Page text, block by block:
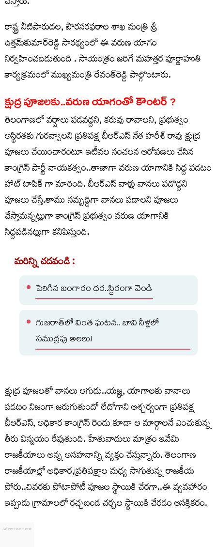
రాష్ట్ర నీటిపారుదల, పౌరసరఫరాల శాఖ మంత్రి శ్రీ
ఉత్తమ్‌కుమార్‌రెడ్డి సారథ్యంలో ఈ వరుణ యాగం
నిర్వహించబడుతుంది . సాయంత్రం జరిగే మహత్తర పూర్ణాహుతి
కార్యక్రమంలో ముఖ్యమంత్రి రేవంత్‌రెడ్డి పాల్గొంటారు.
క్షుద్ర పూజలకు..వరుణ యాగంతో కౌంటర్ ?
తెలంగాణలో వర్షాలు పడవద్దని, కరువు రావాలని, ప్రభుత్వం
అస్థిరతకు గురవ్వాలని ప్రతిపక్ష బీఆర్ఎస్ నేత హరీశ్ రావు క్షుద్ర
పూజలు చేయించారంటూ ఇటీవల సంచలన ఆరోపణలు చేసిన
కాంగ్రెస్ పార్టీ నాయకత్వం..తాజాగా వరుణ యాగానికి సిద్ద పడటం
హాట్ టాపిక్ గా మారింది. బీఆర్ఎస్ వాళ్లు వానలు పడొద్దని
పూజలు చేస్తే.తాము సమృద్దిగా వానలు పడాలని పూజలు
చేస్తామన్నట్లుగా కాంగ్రెస్ ప్రభుత్వం వరుణ యాగానికి
సిద్దపడినట్లుగా కనిపిస్తుంది.
మరిన్ని చదవండి :
పెరిగిన బంగారం ధర..స్థిరంగా వెండి
గుజరాత్‌లో వింత ఘటన.. బావి నీళ్లలో
సముద్రపు అలలు!
క్షుద్ర పూజలతో వానలు ఆగుడు..యజ్ఞ, యాగాలకు వానాలు
పడటం నిజంగా జరుగుతుందో లేదోగాని ఆశ్చర్యంగా ప్రతిపక్ష
బీఆర్ఎస్, అధికార కాంగ్రెస్ రెండు కూడా ఆ మార్గాలనే ఎంచుకున్న
తీరు విస్మయం రేపుతుంది. హేతువాదులు మాత్రం ఇవేమి
రాజకీయాలు అన్న అసహనాన్ని వ్యక్తం చేస్తున్నారు. తెలంగాణ
రాజకీయాల్లో అధికార,ప్రతిపక్షాల మధ్య సాగుతున్న రాజకీయ
పోరు..చివరకు పోటాపోటీ పూజల స్థాయికి చేరగా..ఈ వ్యవహారం
ఇప్పుడు గ్రామాలలో రచ్చబండ చర్చల స్థాయికి చేరడం ఆసక్తికరం.